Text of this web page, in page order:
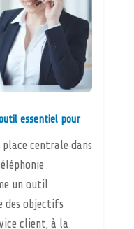
essentiel pour
place centrale dans
un outil
des objectifs
client, à la